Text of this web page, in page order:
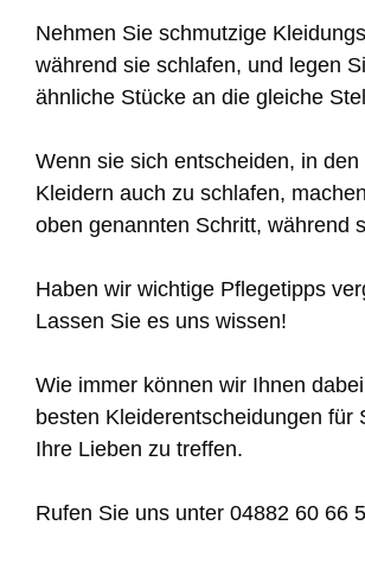
Nehmen Sie schmutzige
während sie schlafen, und legen
ähnliche Stücke an die gleiche
Wenn sie sich entscheiden, in den
Kleidern auch zu schlafen,
oben genannten Schritt, während
Haben wir wichtige Pflegetipps
Lassen Sie es uns wissen!
Wie immer können wir Ihnen
besten Kleiderentscheidungen für
Ihre Lieben zu treffen.
Rufen Sie uns unter 04882 60 66